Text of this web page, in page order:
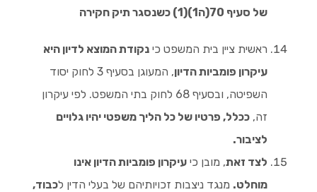
של סעיף 70(ה1)(1) כשנסגר תיק חקירה
ראשית ציין בית המשפט כי נקודת המוצא לדיון היא
עיקרון פומביות הדיון
, המעוגן בסעיף 3 לחוק יסוד
השפיטה, ובסעיף 68 לחוק בתי המשפט. לפי עיקרון
זה, ככלל, פרטיו של כל הליך משפטי יהיו גלויים
לציבור.
לצד זאת, מובן כי עיקרון פומביות הדיון אינו
מוחלט. מנגד ניצבות זכויותיהם של בעלי הדין לכבוד,